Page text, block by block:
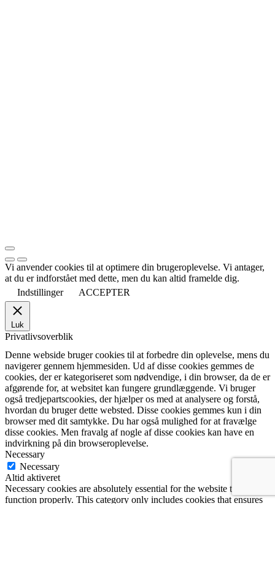
Vi anvender cookies til at optimere din brugeroplevelse. Vi antager,
at du er indforstået med dette, men du kan altid framelde dig.
Indstillinger
ACCEPTER
Luk
Privatlivsoverblik
Denne webside bruger cookies til at forbedre din oplevelse, mens du
navigerer gennem hjemmesiden. Ud af disse cookies gemmes de
cookies, der er kategoriseret som nødvendige, i din browser, da de er
afgørende for, at websitet kan fungere grundlæggende. Vi bruger
også tredjepartscookies, der hjælper os med at analysere og forstå,
hvordan du bruger dette websted. Disse cookies gemmes kun i din
browser med dit samtykke. Du har også mulighed for at fravælge
disse cookies. Men fravalg af nogle af disse cookies kan have en
indvirkning på din browseroplevelse.
Necessary
Necessary
Altid aktiveret
Necessary cookies are absolutely essential for the website to
function properly. This category only includes cookies that ensures